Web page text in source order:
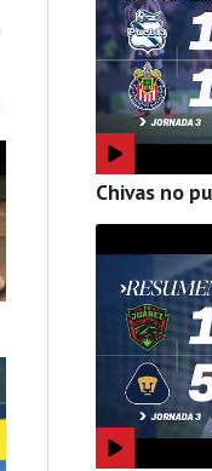
Chivas no